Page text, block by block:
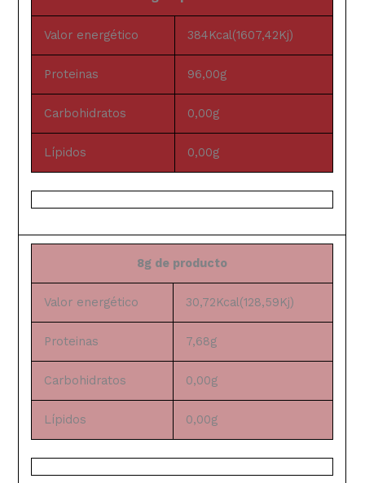
Valor energético 384Kcal(1607,42Kj)
Proteinas 96,00g
Carbohidratos 0,00g
Lípidos 0,00g
8g de producto
Valor energético 30,72Kcal(128,59Kj)
Proteinas 7,68g
Carbohidratos 0,00g
Lípidos 0,00g